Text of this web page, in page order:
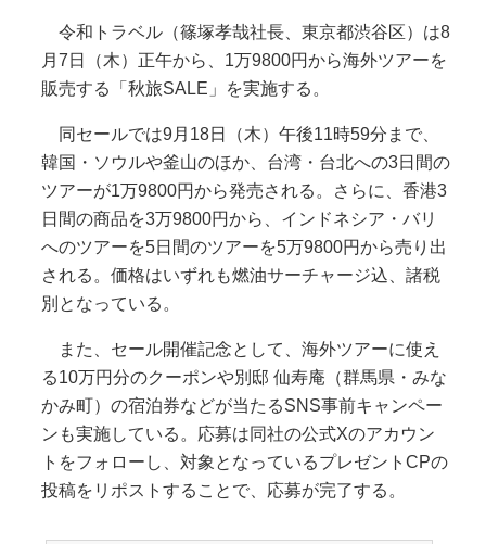
令和トラベル（篠塚孝哉社長、東京都渋谷区）は8
月7日（木）正午から、1万9800円から海外ツアーを
販売する「秋旅SALE」を実施する。
同セールでは9月18日（木）午後11時59分まで、
韓国・ソウルや釜山のほか、台湾・台北への3日間の
ツアーが1万9800円から発売される。さらに、香港3
日間の商品を3万9800円から、インドネシア・バリ
へのツアーを5日間のツアーを5万9800円から売り出
される。価格はいずれも燃油サーチャージ込、諸税
別となっている。
また、セール開催記念として、海外ツアーに使え
る10万円分のクーポンや別邸 仙寿庵（群馬県・みな
かみ町）の宿泊券などが当たるSNS事前キャンペー
ンも実施している。応募は同社の公式Xのアカウン
トをフォローし、対象となっているプレゼントCPの
投稿をリポストすることで、応募が完了する。